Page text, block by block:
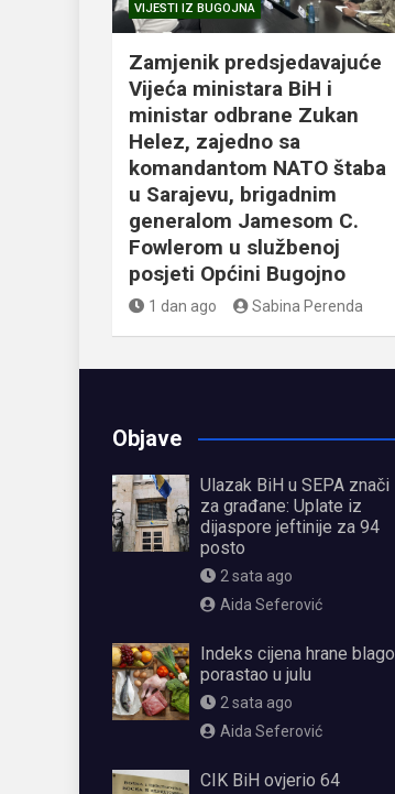
VIJESTI IZ BUGOJNA
Zamjenik predsjedavajuće
Vijeća ministara BiH i
ministar odbrane Zukan
Helez, zajedno sa
komandantom NATO štaba
u Sarajevu, brigadnim
generalom Jamesom C.
Fowlerom u službenoj
posjeti Općini Bugojno
1 dan ago Sabina Perenda
Objave
Ulazak BiH u SEPA znači
za građane: Uplate iz
dijaspore jeftinije za 94
posto
2 sata ago
Aida Seferović
Indeks cijena hrane blago
porastao u julu
2 sata ago
Aida Seferović
CIK BiH ovjerio 64